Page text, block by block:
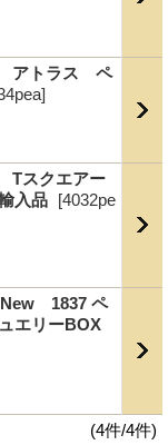
] アトラス ペ
Tスクエアー
入品 [4032pe
New 1837 ペ
エリーBOX
(4件/4件)